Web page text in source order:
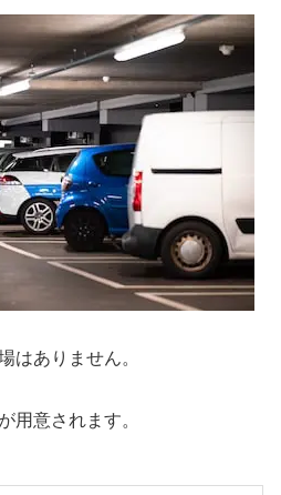
はありません。
用意されます。